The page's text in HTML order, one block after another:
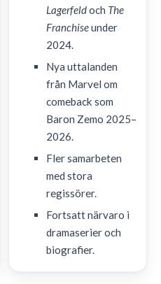
Lagerfeldoch The
Franchiseunder
2024.
Nya uttalanden
från Marvel om
comeback som
Baron Zemo 2025–
2026.
Fler samarbeten
med stora
regissörer.
Fortsatt närvaro i
dramaserier och
biografier.